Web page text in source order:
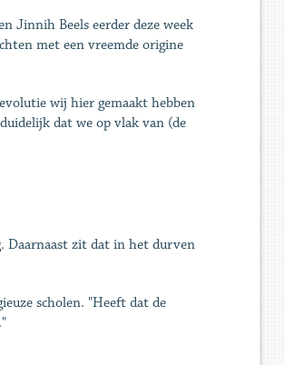
Jinnih Beels eerder deze week
met een vreemde origine
wij hier gemaakt hebben
dat we op vlak van (de
Daarnaast zit dat in het durven
scholen. "Heeft dat de